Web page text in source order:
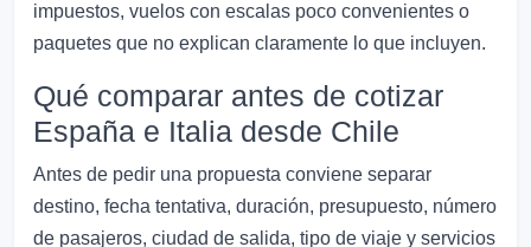
impuestos, vuelos con escalas poco convenientes o
paquetes que no explican claramente lo que incluyen.
Qué comparar antes de cotizar
España e Italia desde Chile
Antes de pedir una propuesta conviene separar
destino, fecha tentativa, duración, presupuesto, número
de pasajeros, ciudad de salida, tipo de viaje y servicios